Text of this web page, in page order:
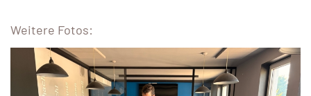
Weitere Fotos: